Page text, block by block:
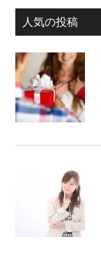
人気の投稿